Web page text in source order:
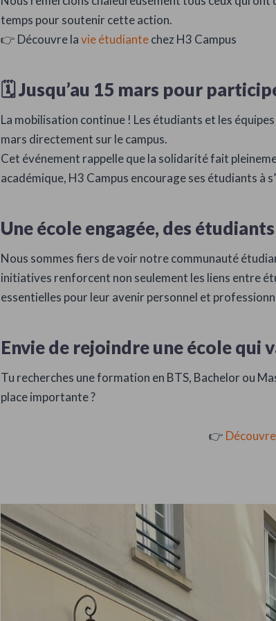
temps pour soutenir cette action.
👉 Découvre lavie étudiantechez H3 Campus
🗓️ Jusqu’au 15 mars pour
La mobilisation continue ! Les étudiants et les
mars directement sur le campus.
Cet événement rappelle que la solidarité fait
académique, H3 Campus encourage ses étudiants à
Une école engagée, des
Nous sommes fiers de voir notre communauté
initiatives renforcent non seulement les liens entre
essentielles pour leur avenir personnel et
Envie de rejoindre une école qui
Tu recherches une formation en BTS, Bachelor ou
place importante ?
👉